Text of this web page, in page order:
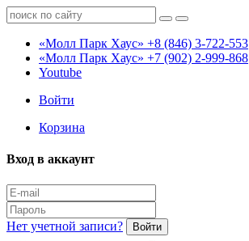
«Молл Парк Хаус» +8 (846) 3-722-553
«Молл Парк Хаус» +7 (902) 2-999-868
Youtube
Войти
Корзина
Вход в аккаунт
Нет учетной записи? Войти